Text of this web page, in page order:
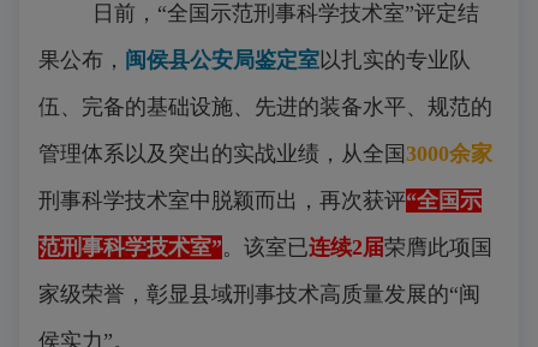
日前，“全国示范刑事科学技术室”评定结
果公布， 闽侯县公安局鉴定室以扎实的专业队
伍、完备的基础设施、先进的装备水平、规范的
管理体系以及突出的实战业绩，从全国3000余家
刑事科学技术室中脱颖而出，再次获评“全国示
范刑事科学技术室”。该室已连续2届荣膺此项国
家级荣誉，彰显县域刑事技术高质量发展的“闽
侯实力”。